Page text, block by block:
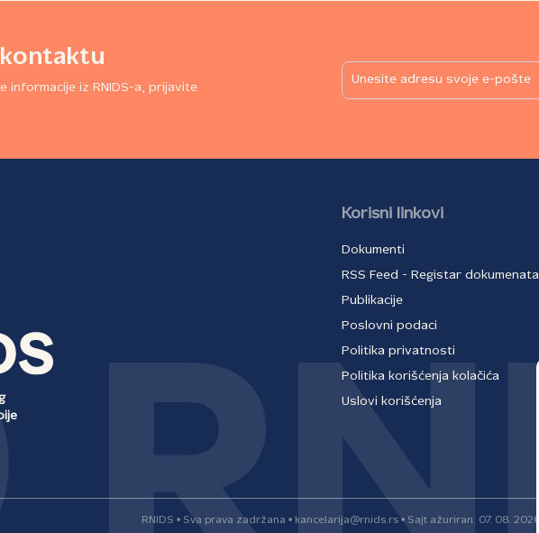
informacije iz RNIDS-a, prijavite
Korisni linkovi
Dokumenti
RSS Feed - Registar dokumenata
Publikacije
Poslovni podaci
Politika privatnosti
Politika korišćenja kolačića
Uslovi korišćenja
RNIDS • Sva prava zadržana • kancelarija@rnids.rs • Sajt ažuriran: 07. 08. 2026.